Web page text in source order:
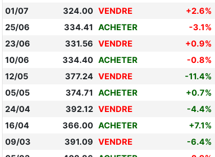
01/07
324.00 VENDRE +2.6%
25/06
334.41 ACHETER -3.1%
23/06
331.56 VENDRE +0.9%
10/06
334.40 ACHETER -0.8%
12/05
377.24 VENDRE -11.4%
05/05
374.71 ACHETER +0.7%
24/04
392.12 VENDRE -4.4%
16/04
366.00 ACHETER +7.1%
09/03
391.09 VENDRE -6.4%